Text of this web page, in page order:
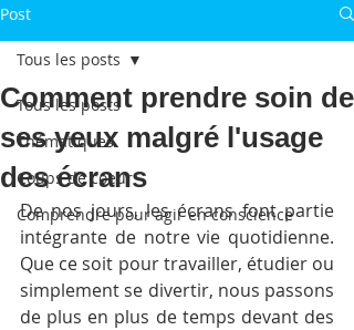
Post
Tous les posts
Thématiques
Coups de coeur
Comprendre pour agir en conscience
Tous les posts
Comment prendre soin de
ses yeux malgré l'usage
des écrans
De nos jours, les écrans font partie
intégrante de notre vie quotidienne.
Que ce soit pour travailler, étudier ou
simplement se divertir, nous passons
de plus en plus de temps devant des